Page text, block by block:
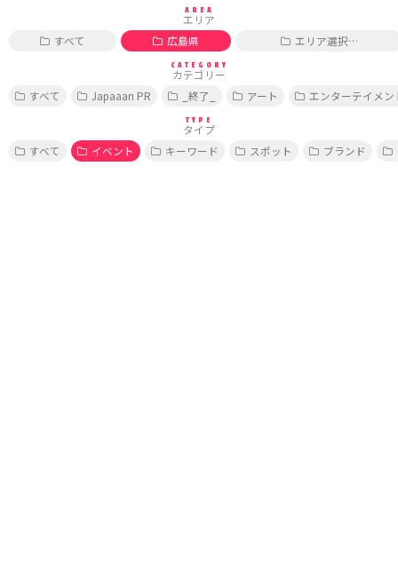
AREA
エリア
すべて
広島県 エリア選択…
CATEGORY
カテゴリー
すべて
Japaaan PR _終了_ アート エンターテイメン
TYPE
タイプ
すべて
イベント キーワード スポット ブランド